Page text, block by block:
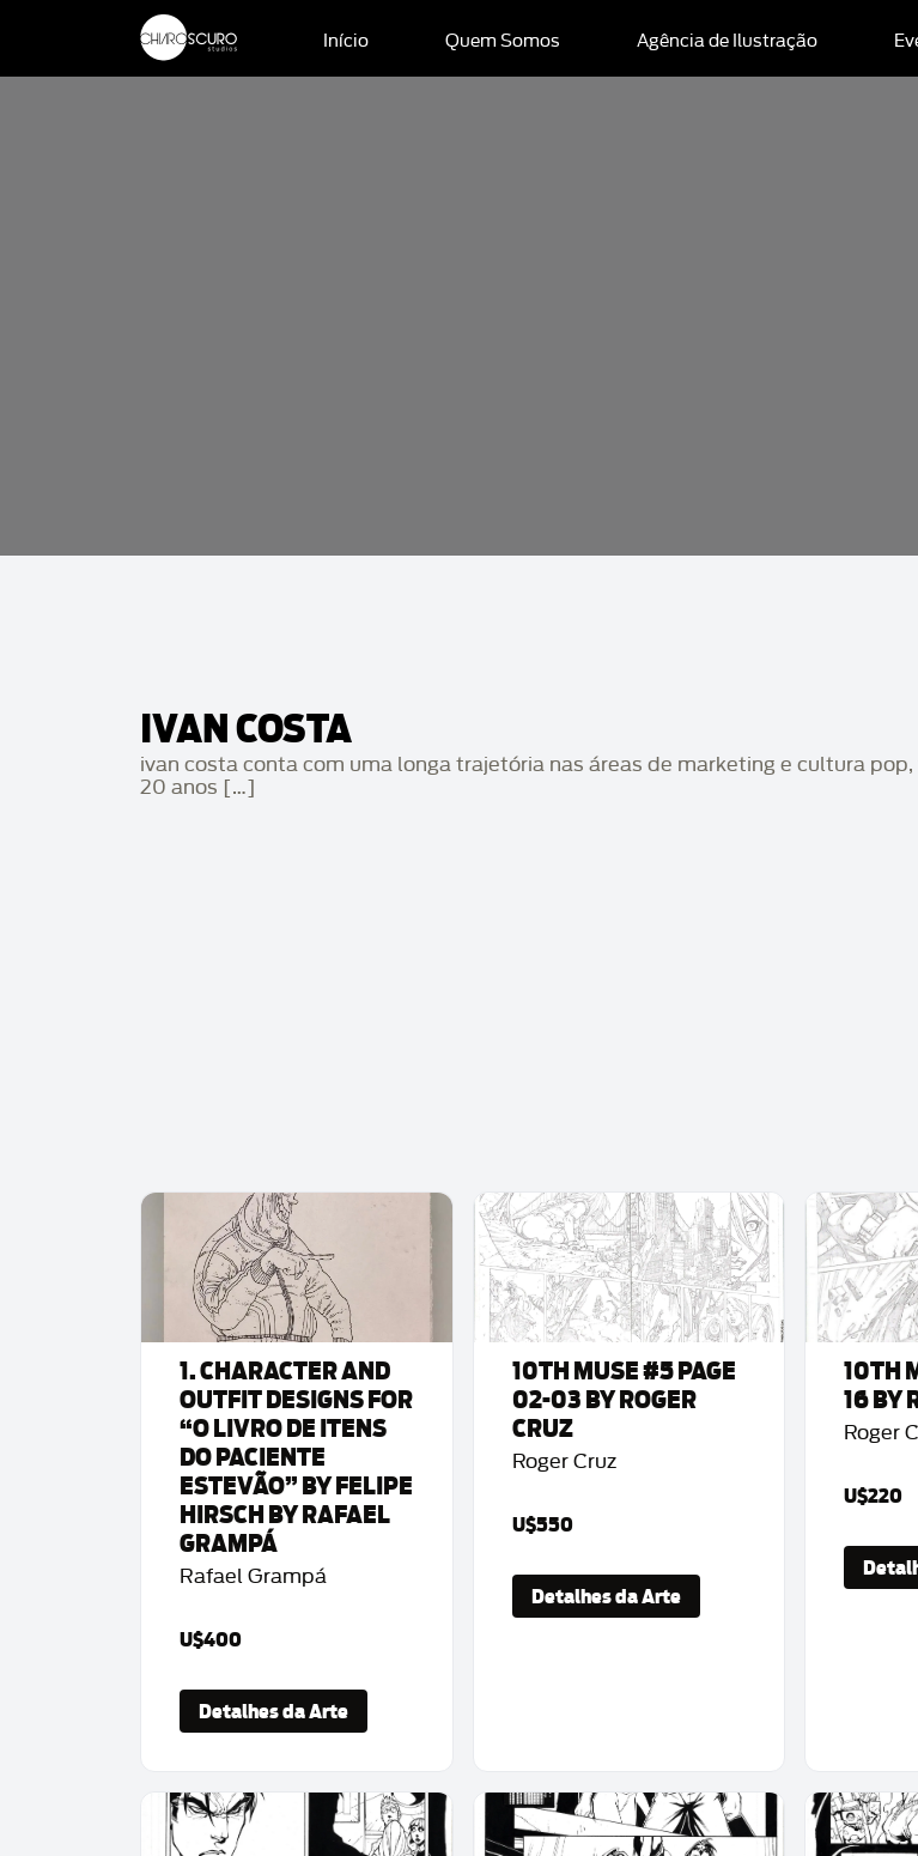
Início Quem Somos Agência de Ilustração
IVAN COSTA
ivan costa conta com uma longa trajetória nas áreas de marketing e cultura
20 anos […]
1. CHARACTER AND
OUTFIT DESIGNS FOR
“O LIVRO DE ITENS
DO PACIENTE
ESTEVÃO” BY FELIPE
HIRSCH BY RAFAEL
GRAMPÁ
Rafael Grampá
U$400
Detalhes da Arte
10TH MUSE #5 PAGE
02-03 BY ROGER
CRUZ
Roger Cruz
U$550
Detalhes da Arte
10TH
16 BY
Roger
U$220